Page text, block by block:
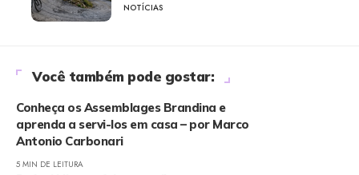
NOTÍCIAS
Você também pode gostar:
Conheça os Assemblages Brandina e
aprenda a servi-los em casa – por Marco
Antonio Carbonari
5 MIN DE LEITURA